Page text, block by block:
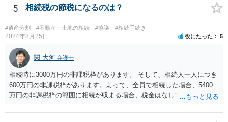
することはありませんので、数年後に借金が発見される可能性はほぼ
ありません。 なお、私が扱った相続放棄を検討していた案件で、期間
伸長して調査したところ、サラ金に対する過払金など相当な財産が見
つかったため相続したという事例がありました。
5 相続税の節税になるのは？
#遺産分割 #不動産・土地の相続 #協議 #相続手続き
2024年8月25日 役にたった 5
関 大河 弁護士
相続時に3000万円の非課税枠があります。 そして、相続人一人につき
600万円の非課税枠があります。よって、全員で相続した場合、5400
万円の非課税枠の範囲に相続が収まる場合、税金はなしです。 一人が
範囲となります。 一般的には、全員で相続する方が税金はお得です。